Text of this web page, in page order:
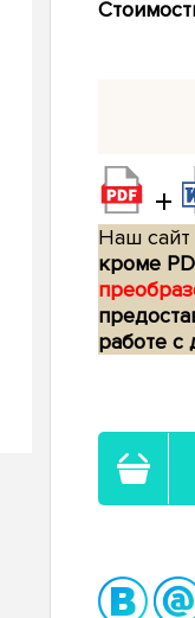
+
Наш сайт
кроме
работе с